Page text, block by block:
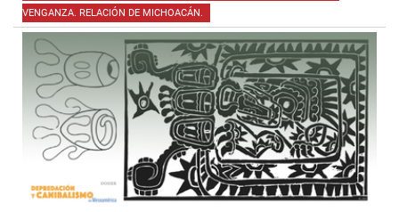
VENGANZA. RELACIÓN DE MICHOACÁN.